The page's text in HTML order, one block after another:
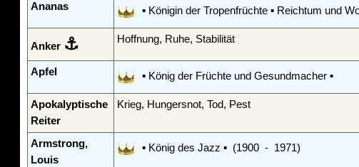
Ananas ▪ Königin der Tropenfrüchte ▪ Reichtum und
Anker ⚓ Hoffnung, Ruhe, Stabilität
Apfel ▪ König der Früchte und Gesundmacher ▪
Apokalyptische
Reiter
Krieg, Hungersnot, Tod, Pest
Armstrong,
Louis
▪ König des Jazz ▪ (1900 - 1971)